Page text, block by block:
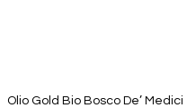
Olio Gold Bio Bosco De’ Medici